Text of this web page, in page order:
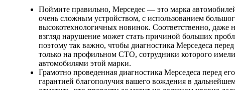
Поймите правильно, Мерседес — это марка
очень сложным устройством, с использованием
высокотехнологичных новинок. Соответственно, даже
взгляд нарушение может стать причиной больших
поэтому так важно, чтобы диагностика Мерседеса
только на профильном СТО, сотрудники которого
автомобилями этой марки.
Грамотно проведенная диагностика Мерседеса перед
гарантией благополучия вашего вождения в